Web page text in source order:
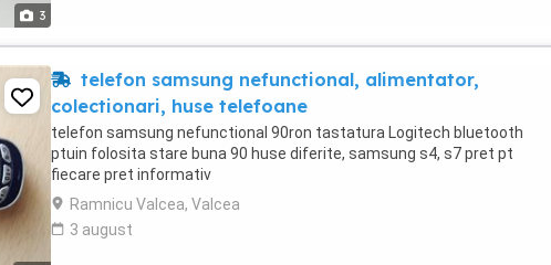
3
telefon samsung nefunctional, alimentator,
colectionari, huse telefoane
telefon samsung nefunctional 90ron tastatura Logitech bluetooth
ptuin folosita stare buna 90 huse diferite, samsung s4, s7 pret pt
fiecare pret informativ
Ramnicu Valcea, Valcea
3 august